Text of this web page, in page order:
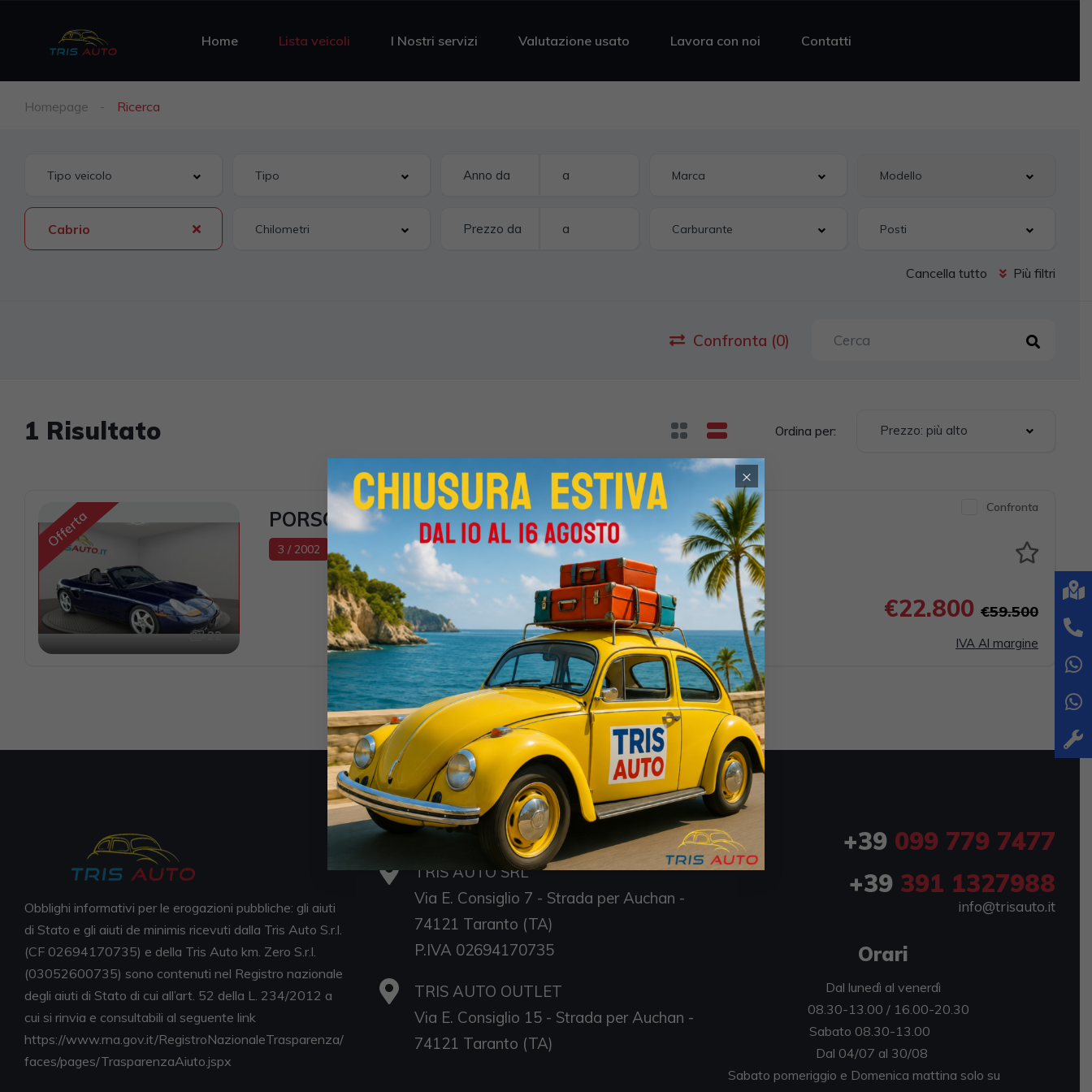
Home Lista veicoli I Nostri servizi Valutazione usato Lavora con noi Contatti
Homepage Ricerca
Cabrio
Cancella tutto Più filtri
Confronta (0)
1 Risultato Ordina per: Prezzo: più alto
Offerta
22
Confronta
PORSCHE Boxster 2.7 SOLO 63.000 KM!!!
3 / 2002 63.000 Km Manuale Blu 2-porte 2687cc 220CV / 162KW
€22.800 €59.500
IVA Al margine
Obblighi informativi per le erogazioni pubbliche: gli aiuti
di Stato e gli aiuti de minimis ricevuti dalla Tris Auto S.r.l.
(CF 02694170735) e della Tris Auto km. Zero S.r.l.
(03052600735) sono contenuti nel Registro nazionale
degli aiuti di Stato di cui all’art. 52 della L. 234/2012 a
cui si rinvia e consultabili al seguente link
https://www.rna.gov.it/RegistroNazionaleTrasparenza/
faces/pages/TrasparenzaAiuto.jspx
Sedi
TRIS AUTO SRL
Via E. Consiglio 7 - Strada per Auchan -
74121 Taranto (TA)
P.IVA 02694170735
TRIS AUTO OUTLET
Via E. Consiglio 15 - Strada per Auchan -
74121 Taranto (TA)
+39099 779 7477
+39391 1327988
info@trisauto.it
Orari
Dal lunedì al venerdì
08.30-13.00 / 16.00-20.30
Sabato 08.30-13.00
Dal 04/07 al 30/08
Sabato pomeriggio e Domenica mattina solo su
×